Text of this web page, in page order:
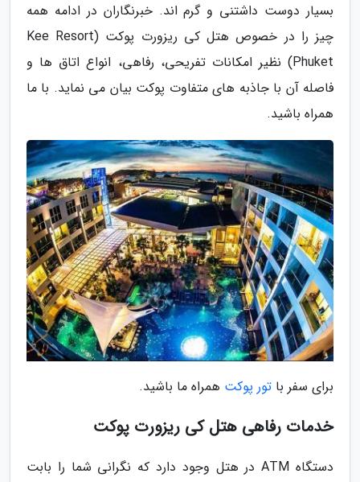
بسیار دوست داشتنی و گرم اند. خبرنگاران در ادامه همه
چیز را در خصوص هتل کی ریزورت پوکت (Kee Resort
Phuket) نظیر امکانات تفریحی، رفاهی، انواع اتاق ها و
فاصله آن با جاذبه های متفاوت پوکت بیان می نماید. با ما
همراه باشید.
برای سفر با تور پوکت همراه ما باشید.
خدمات رفاهی هتل کی ریزورت پوکت
دستگاه ATM در هتل وجود دارد که نگرانی شما را بابت